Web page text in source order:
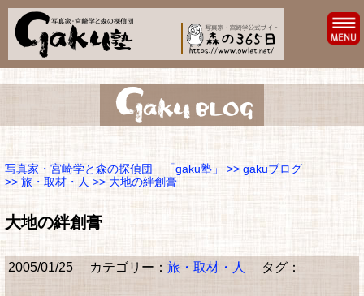
写真家・宮崎学と森の探偵団 「gaku塾」 >> gakuブログ
>> 旅・取材・人 >> 大地の絆創膏
大地の絆創膏
2005/01/25 カテゴリー： 旅・取材・人 タグ：